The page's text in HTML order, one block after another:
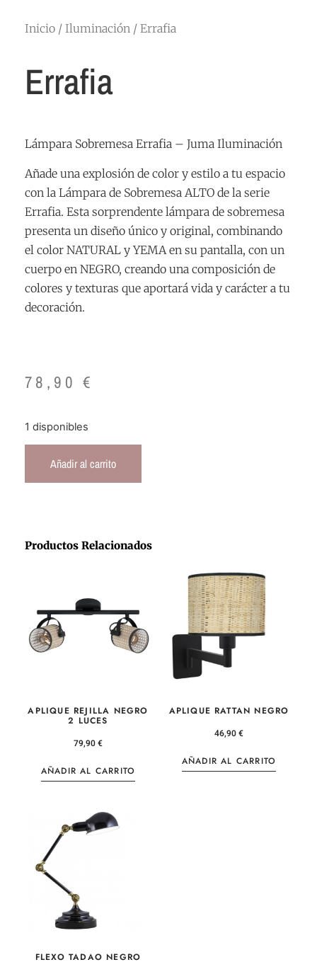
Inicio / Iluminación / Errafia
Errafia
Lámpara Sobremesa Errafia – Juma Iluminación
Añade una explosión de color y estilo a tu espacio
con la Lámpara de Sobremesa ALTO de la serie
Errafia. Esta sorprendente lámpara de sobremesa
presenta un diseño único y original, combinando
el color NATURAL y YEMA en su pantalla, con un
cuerpo en NEGRO, creando una composición de
colores y texturas que aportará vida y carácter a tu
decoración.
78,90€
1 disponibles
Añadir al carrito
Productos Relacionados
APLIQUE REJILLA NEGRO
2 LUCES
79,90€
AÑADIR AL CARRITO
APLIQUE RATTAN NEGRO
46,90€
AÑADIR AL CARRITO
FLEXO TADAO NEGRO